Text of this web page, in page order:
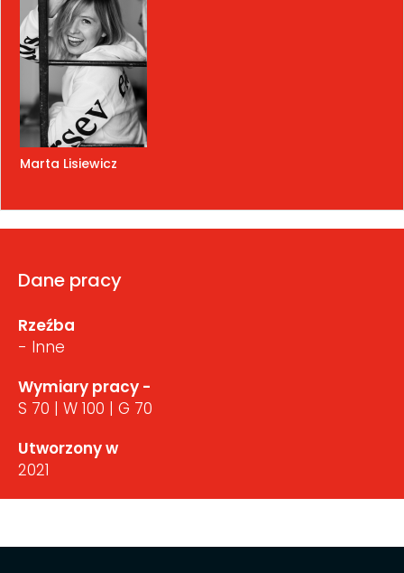
Marta Lisiewicz
Dane pracy
Rzeźba
- Inne
Wymiary pracy -
S 70 | W 100 | G 70
Utworzony w
2021